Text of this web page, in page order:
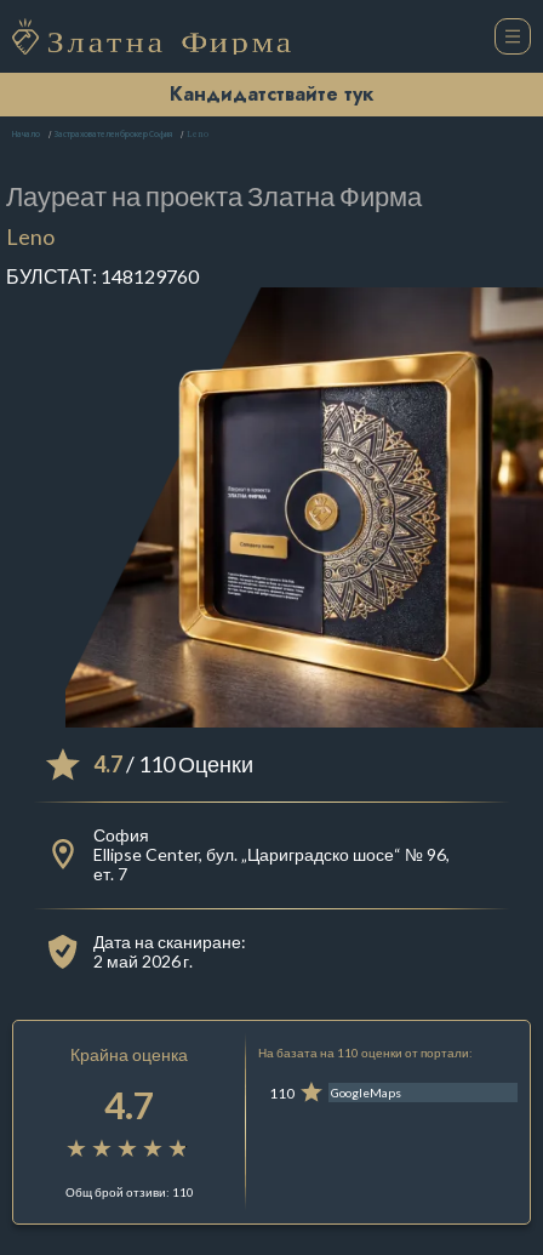
Кандидатствайте тук
Начало Застрахователен брокер София Leno
Лауреат на проектаЗлатна Фирма
Leno
БУЛСТАТ: 148129760
4.7/ 110 Оценки
София
Ellipse Center, бул. „Цариградско шосе“ № 96,
ет. 7
Дата на сканиране:
2 май 2026 г.
Крайна оценка
4.7
Общ брой отзиви: 110
На базата на 110 оценки от портали:
110 GoogleMaps